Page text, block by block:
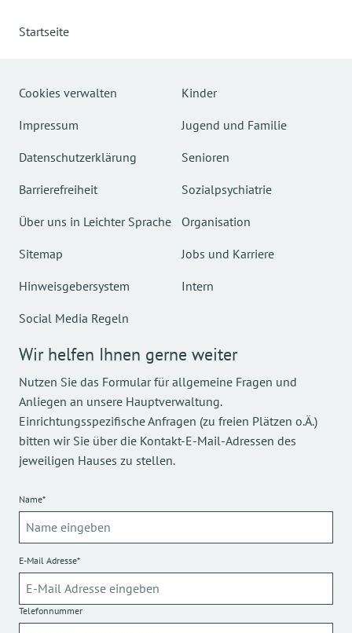
Startseite
Cookies verwalten
Impressum
Datenschutzerklärung
Barrierefreiheit
Über uns in Leichter Sprache
Sitemap
Hinweisgebersystem
Social Media Regeln
Kinder
Jugend und Familie
Senioren
Sozialpsychiatrie
Organisation
Jobs und Karriere
Intern
Wir helfen Ihnen gerne weiter
Nutzen Sie das Formular für allgemeine Fragen und
Anliegen an unsere Hauptverwaltung.
Einrichtungsspezifische Anfragen (zu freien Plätzen o.Ä.)
bitten wir Sie über die Kontakt-E-Mail-Adressen des
jeweiligen Hauses zu stellen.
Name*
E-Mail Adresse*
Telefonnummer